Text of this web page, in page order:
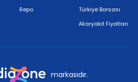
Repo
Türkiye Borsası
Akaryakıt Fiyatları
markasıdır.